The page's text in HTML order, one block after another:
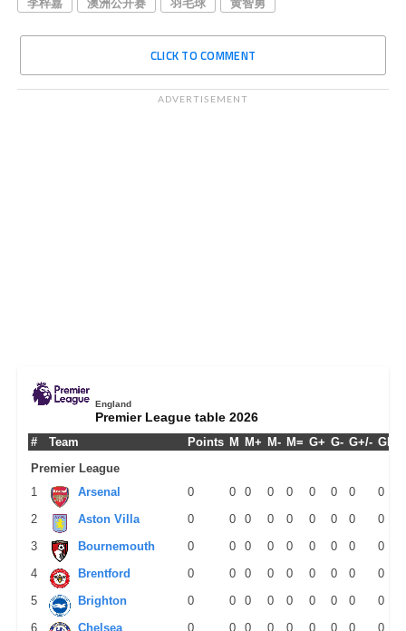
CLICK TO COMMENT
ADVERTISEMENT
England
Premier League table 2026
# Team Points M M+ M- M= G+ G- G+/- GPM
Premier League
1
Arsenal 0 0 0 0 0 0 0 0
0
2
Aston Villa 0 0 0 0 0 0 0 0
0
3
Bournemouth 0 0 0 0 0 0 0 0
0
4
Brentford 0 0 0 0 0 0 0 0
0
5
Brighton 0 0 0 0 0 0 0 0
0
6
Chelsea 0 0 0 0 0 0 0 0 0